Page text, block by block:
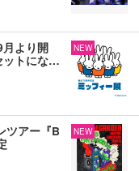
月より開
ットにな…
NEW
ツアー『B
NEW